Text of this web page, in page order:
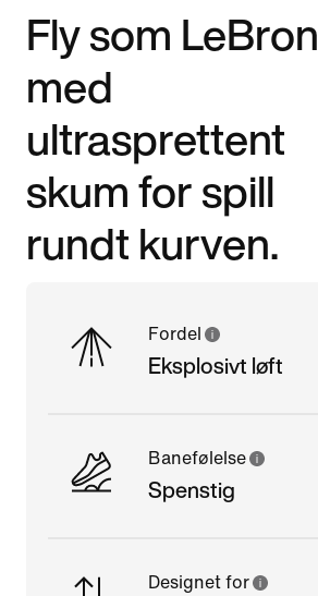
Fly som LeBron
med
ultrasprettent
skum for spill
rundt kurven.
Fordel
Eksplosivt løft
Banefølelse
Spenstig
Designet for